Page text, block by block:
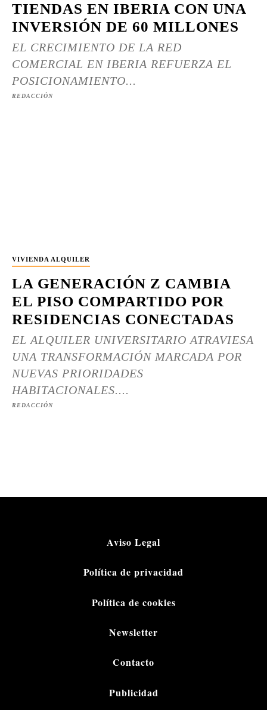
TIENDAS EN IBERIA CON UNA
INVERSIÓN DE 60 MILLONES
EL CRECIMIENTO DE LA RED
COMERCIAL EN IBERIA REFUERZA EL
POSICIONAMIENTO...
REDACCIÓN
VIVIENDA ALQUILER
LA GENERACIÓN Z CAMBIA
EL PISO COMPARTIDO POR
RESIDENCIAS CONECTADAS
EL ALQUILER UNIVERSITARIO ATRAVIESA
UNA TRANSFORMACIÓN MARCADA POR
NUEVAS PRIORIDADES
HABITACIONALES....
REDACCIÓN
Aviso Legal
Política de privacidad
Política de cookies
Newsletter
Contacto
Publicidad